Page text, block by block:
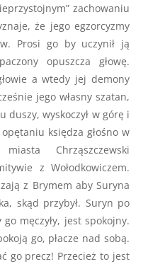
zachowaniu
że jego egzorcyzmy
Prosi go by uczynił ją
opuszcza głowę.
a wtedy jej demony
jego własny szatan,
duszy, wyskoczył w górę i
księdza głośno w
Chrząszczewski
z Wołodkowiczem.
z Brymem aby Suryna
skąd przybył. Suryn po
męczyły, jest spokojny.
go, płacze nad sobą.
go precz! Przecież to jest